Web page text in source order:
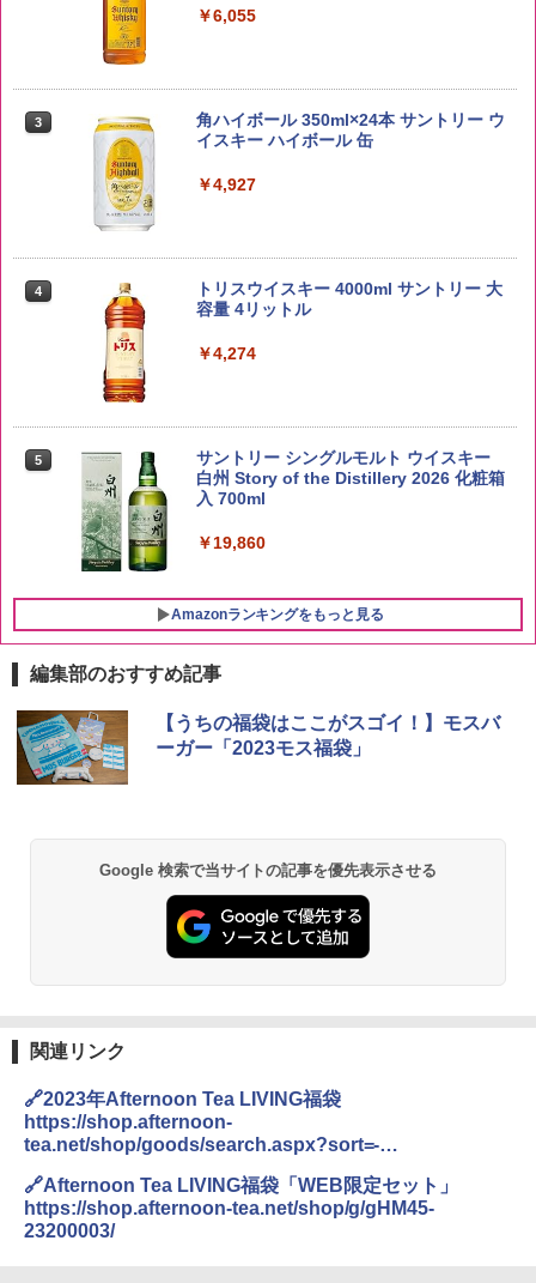
kg 業務用 お米マイスターブレンド
らめき 5kg 令和7年産
米 5kg
￥3,396
￥6,055
3
角ハイボール 350ml×24本 サントリー ウ
イスキー ハイボール 缶
￥4,927
4
トリスウイスキー 4000ml サントリー 大
容量 4リットル
￥4,274
5
サントリー シングルモルト ウイスキー
白州 Story of the Distillery 2026 化粧箱
入 700ml
￥19,860
Amazonランキングをもっと見る
1
チキンラーメン どんぶり 85g×12個 日清
食品 インスタント カップ麺
【公式】ブタメン とんこつ味 35g×15個
| 業務用 夜食 カップラーメン ミニカップ
麺 小腹 インスタント アウトドアにも ロ
ーリングストック 大人買い おやつカン
パニー
3
国分 tabete だし麺 千葉県産はまぐりだ
し 塩らーめん 108g×10袋 保存食 備蓄
￥2,323
1
【セット買い】[山善] スチームオーブン
レンジ 25L 一人暮らし 二人暮らし フラ
ットテーブル スチーム調理 自動メニュ
洗米モード 保温 予約機能 ブラック AMR
C-10M(B)
￥30,280
ァミリー 大型レンジ 大容量
￥44,367
3
編集部のおすすめ記事
【うちの福袋はここがスゴイ！】モスバ
ーガー「2023モス福袋」
Google 検索で当サイトの記事を優先表示させる
関連リンク
🔗2023年Afternoon Tea LIVING福袋
https://shop.afternoon-
tea.net/shop/goods/search.aspx?sort=-
🔗Afternoon Tea LIVING福袋「WEB限定セット」
https://shop.afternoon-tea.net/shop/g/gHM45-
23200003/